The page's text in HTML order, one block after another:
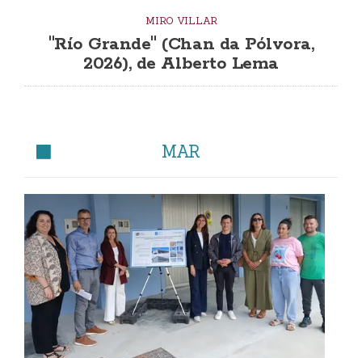
MIRO VILLAR
"Río Grande" (Chan da Pólvora,
2026), de Alberto Lema
MAR